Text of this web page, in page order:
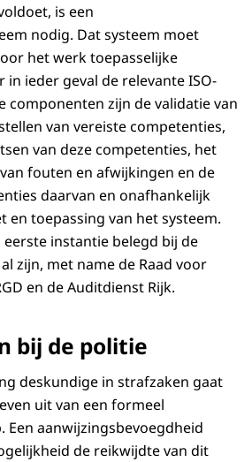
is een
nodig. Dat systeem moet
het werk toepasselijke
ieder geval de relevante ISO-
componenten zijn de validatie van
van vereiste competenties,
van deze competenties, het
fouten en afwijkingen en de
daarvan en onafhankelijk
en toepassing van het systeem.
instantie belegd bij de
zijn, met name de Raad voor
en de Auditdienst Rijk.
bij de politie
deskundige in strafzaken gaat
uit van een formeel
aanwijzingsbevoegdheid
de reikwijdte van dit